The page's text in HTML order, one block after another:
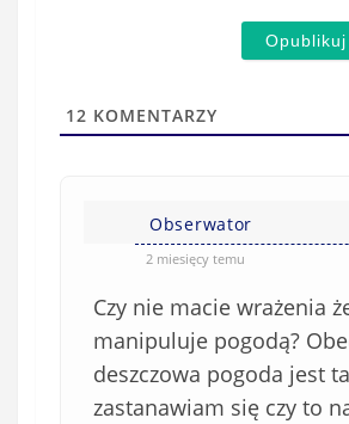
12 KOMENTARZY
Obserwator
2 miesięcy temu
Czy nie macie wrażenia
manipuluje pogodą?
deszczowa pogoda jest
zastanawiam się czy to